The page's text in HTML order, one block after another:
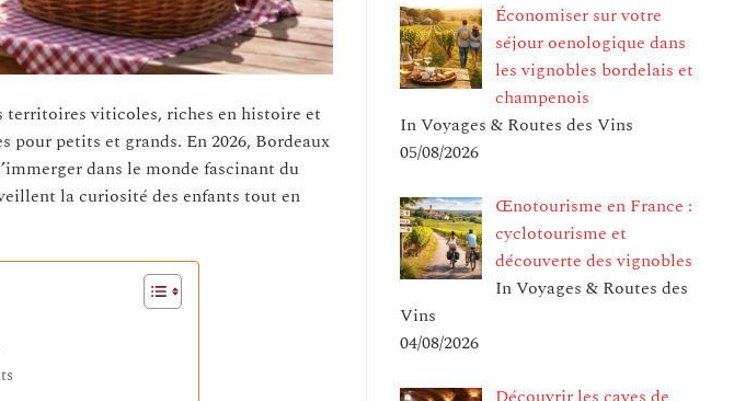
territoires viticoles, riches en histoire et
petits et grands. En 2026, Bordeaux
dans le monde fascinant du
la curiosité des enfants tout en
Économiser sur votre
séjour oenologique dans
les vignobles bordelais et
champenois
In Voyages & Routes des Vins
05/08/2026
Œnotourisme en France :
cyclotourisme et
découverte des vignobles
In Voyages & Routes des
Vins
04/08/2026